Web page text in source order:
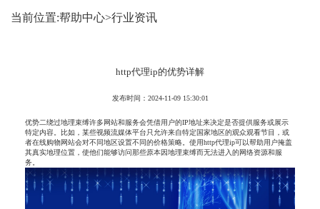
当前位置:帮助中心>行业资讯
http代理ip的优势详解
发布时间：2024-11-09 15:30:01
优势二绕过地理束缚许多网站和服务会凭借用户的IP地址来决定是否提供服务或展示
特定内容。比如，某些视频流媒体平台只允许来自特定国家地区的观众观看节目，或
者在线购物网站会对不同地区设置不同的价格策略。使用http代理ip可以帮助用户掩盖
其真实地理位置，使他们能够访问那些原本因地理束缚而无法进入的网络资源和服
务。